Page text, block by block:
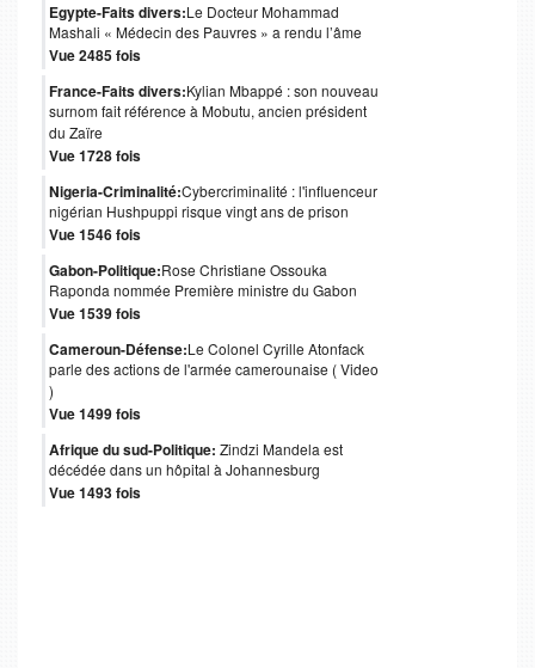
Egypte-Faits divers:Le Docteur Mohammad
Mashali « Médecin des Pauvres » a rendu l’âme
Vue 2485 fois
France-Faits divers:Kylian Mbappé : son nouveau
surnom fait référence à Mobutu, ancien président
du Zaïre
Vue 1728 fois
Nigeria-Criminalité:Cybercriminalité : l'influenceur
nigérian Hushpuppi risque vingt ans de prison
Vue 1546 fois
Gabon-Politique:Rose Christiane Ossouka
Raponda nommée Première ministre du Gabon
Vue 1539 fois
Cameroun-Défense:Le Colonel Cyrille Atonfack
parle des actions de l'armée camerounaise ( Video
)
Vue 1499 fois
Afrique du sud-Politique: Zindzi Mandela est
décédée dans un hôpital à Johannesburg
Vue 1493 fois